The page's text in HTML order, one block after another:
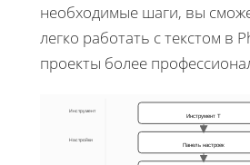
необходимые шаги, вы
легко работать с текстом в
проекты более
Инструмент Т
Панель настроек
Инструмент
Настройки